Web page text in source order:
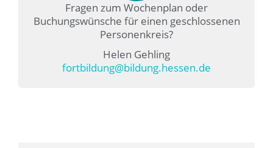
Fragen zum Wochenplan oder
Buchungswünsche für einen geschlossenen
Personenkreis?
Helen Gehling
fortbildung@bildung.hessen.de